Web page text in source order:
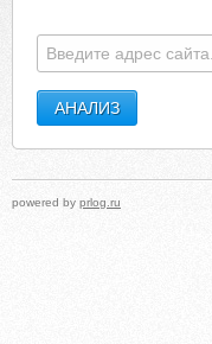
powered by prlog.ru